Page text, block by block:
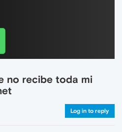
no recibe toda mi
Log in to reply